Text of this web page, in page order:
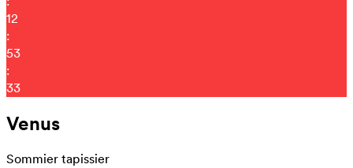
12
:
53
:
29
Venus
Sommier tapissier